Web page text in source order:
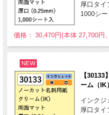
厚口タイ
1000シー
価格： 30,470円(本体 27,700円
NEW
【
ーム（IK
インクジ
厚口タイ